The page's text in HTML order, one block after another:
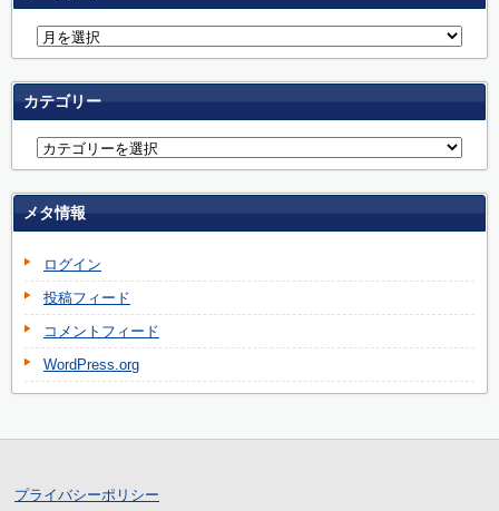
カテゴリー
メタ情報
ログイン
投稿フィード
コメントフィード
WordPress.org
プライバシーポリシー